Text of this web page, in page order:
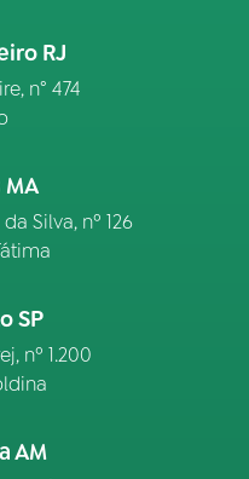
RJ
n° 474
MA
Silva, nº 126
SP
nº 1.200
AM